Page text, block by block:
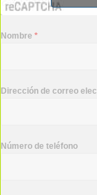
Nombre *
Dirección de correo
Número de teléfono